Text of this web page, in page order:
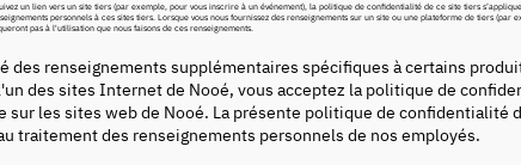
un lien vers un site tiers (par exemple, pour vous inscrire à un événement), la politique de confidentialité de ce site tiers
personnels à ces sites tiers. Lorsque vous nous fournissez des renseignements sur un site ou une plateforme de tiers
pas à l'utilisation que nous faisons de ces renseignements.
des renseignements supplémentaires spécifiques à certains
des sites Internet de Nooé, vous acceptez la politique de
les sites web de Nooé. La présente politique de confidentialité
traitement des renseignements personnels de nos employés.